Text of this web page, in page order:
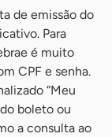
de emissão do
Para
é muito
CPF e senha.
“Meu
boleto ou
a consulta ao